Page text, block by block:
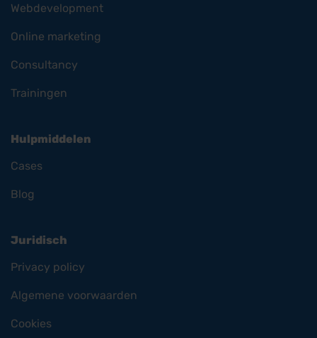
Webdevelopment
Online marketing
Consultancy
Trainingen
Hulpmiddelen
Cases
Blog
Juridisch
Privacy policy
Algemene voorwaarden
Cookies